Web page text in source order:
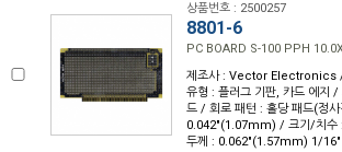
상품번호 : 2500257
8801-6
PC BOARD S-100 PPH
제조사 : Vector Electronics
유형 : 플러그 기판, 카드 에
드 / 회로 패턴 : 홀당 패드(정
0.042"(1.07mm) / 크기/치
두께 : 0.062"(1.57mm) 1/16"